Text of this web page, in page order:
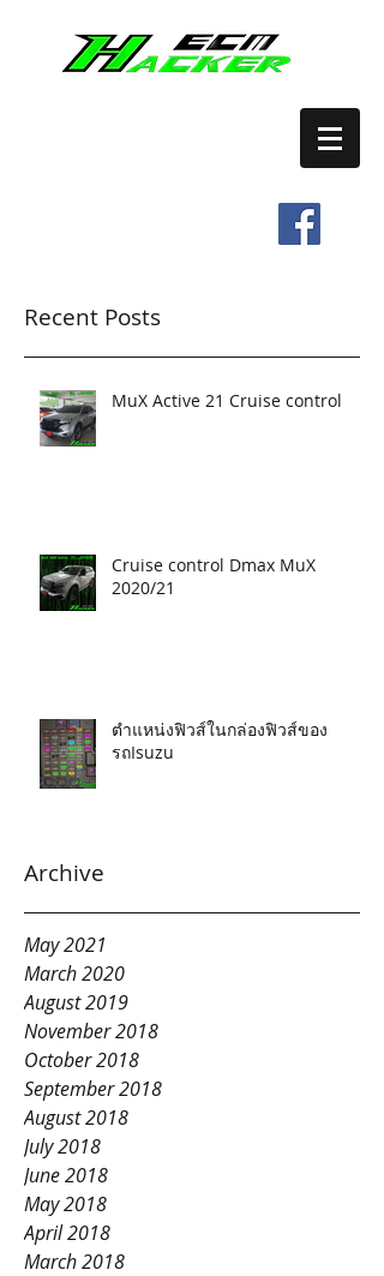
Recent Posts
MuX Active 21 Cruise control
Cruise control Dmax MuX
2020/21
ตำแหน่งฟิวส์ในกล่องฟิวส์ของ
รถIsuzu
Archive
May 2021
March 2020
August 2019
November 2018
October 2018
September 2018
August 2018
July 2018
June 2018
May 2018
April 2018
March 2018